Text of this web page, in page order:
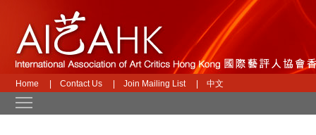
Home Contact Us Join Mailing List 中文